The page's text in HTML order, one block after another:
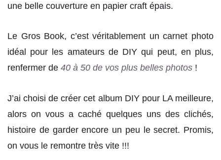
une belle couverture en papier craft épais.
Le Gros Book, c’est véritablement un carnet photo
idéal pour les amateurs de DIY qui peut, en plus,
renfermer de 40 à 50 de vos plus belles photos !
J’ai choisi de créer cet album DIY pour LA meilleure,
alors on vous a caché quelques uns des clichés,
histoire de garder encore un peu le secret. Promis,
on vous le remontre très vite !!!